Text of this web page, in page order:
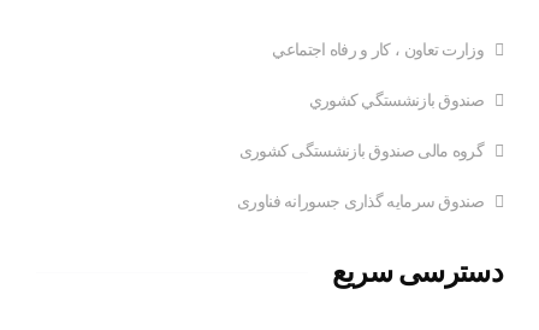
وزارت تعاون ، کار و رفاه اجتماعي
صندوق بازنشستگي کشوري
گروه مالی صندوق بازنشستگی کشوری
صندوق سرمایه گذاری جسورانه فناوری
دسترسی سریع